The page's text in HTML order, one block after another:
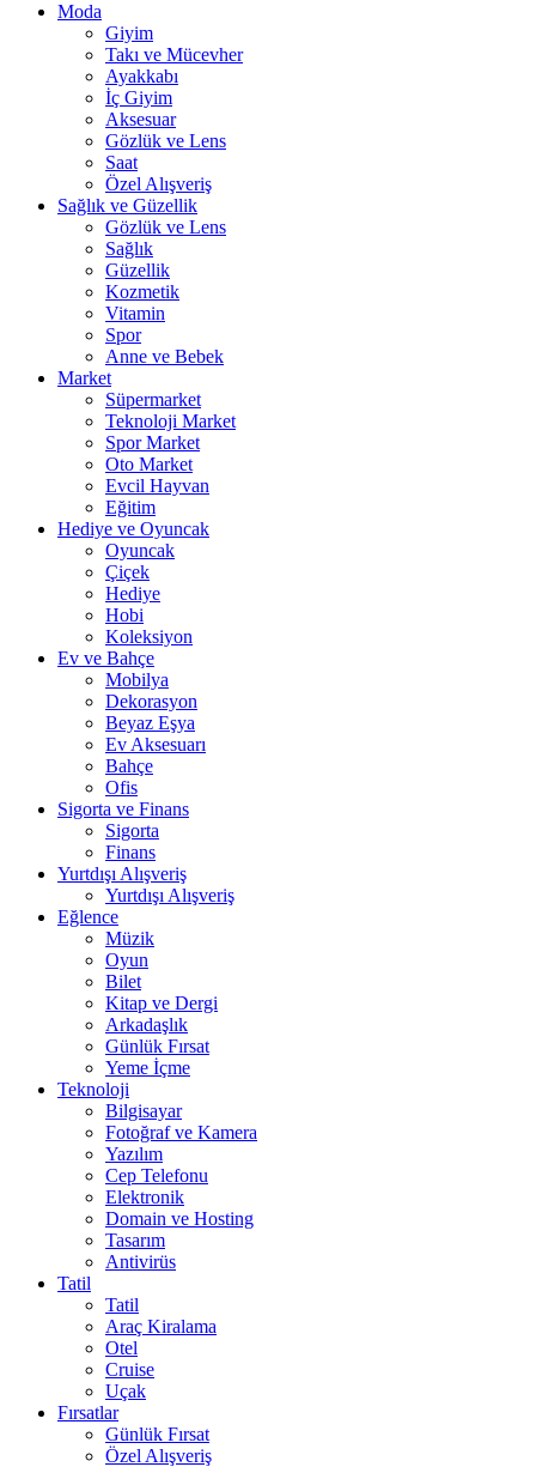
Moda
Giyim
Takı ve Mücevher
Ayakkabı
İç Giyim
Aksesuar
Gözlük ve Lens
Saat
Özel Alışveriş
Sağlık ve Güzellik
Gözlük ve Lens
Sağlık
Güzellik
Kozmetik
Vitamin
Spor
Anne ve Bebek
Market
Süpermarket
Teknoloji Market
Spor Market
Oto Market
Evcil Hayvan
Eğitim
Hediye ve Oyuncak
Oyuncak
Çiçek
Hediye
Hobi
Koleksiyon
Ev ve Bahçe
Mobilya
Dekorasyon
Beyaz Eşya
Ev Aksesuarı
Bahçe
Ofis
Sigorta ve Finans
Sigorta
Finans
Yurtdışı Alışveriş
Yurtdışı Alışveriş
Eğlence
Müzik
Oyun
Bilet
Kitap ve Dergi
Arkadaşlık
Günlük Fırsat
Yeme İçme
Teknoloji
Bilgisayar
Fotoğraf ve Kamera
Yazılım
Cep Telefonu
Elektronik
Domain ve Hosting
Tasarım
Antivirüs
Tatil
Tatil
Araç Kiralama
Otel
Cruise
Uçak
Fırsatlar
Günlük Fırsat
Özel Alışveriş